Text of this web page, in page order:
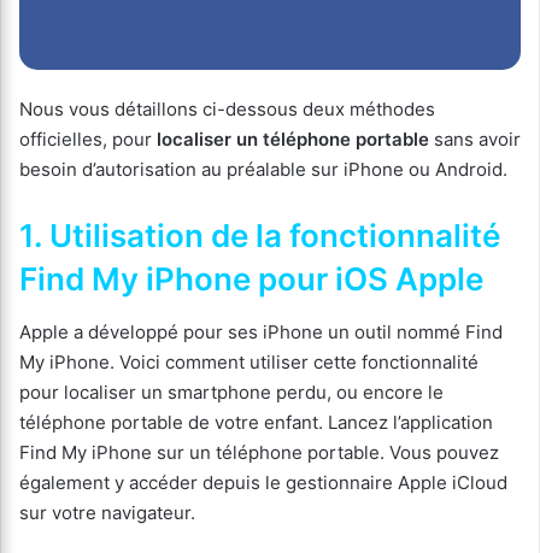
Nous vous détaillons ci-dessous deux méthodes
officielles, pour localiser un téléphone portable sans avoir
besoin d’autorisation au préalable sur iPhone ou Android.
1. Utilisation de la fonctionnalité
Find My iPhone pour iOS Apple
Apple a développé pour ses iPhone un outil nommé Find
My iPhone. Voici comment utiliser cette fonctionnalité
pour localiser un smartphone perdu, ou encore le
téléphone portable de votre enfant. Lancez l’application
Find My iPhone sur un téléphone portable. Vous pouvez
également y accéder depuis le gestionnaire Apple iCloud
sur votre navigateur.